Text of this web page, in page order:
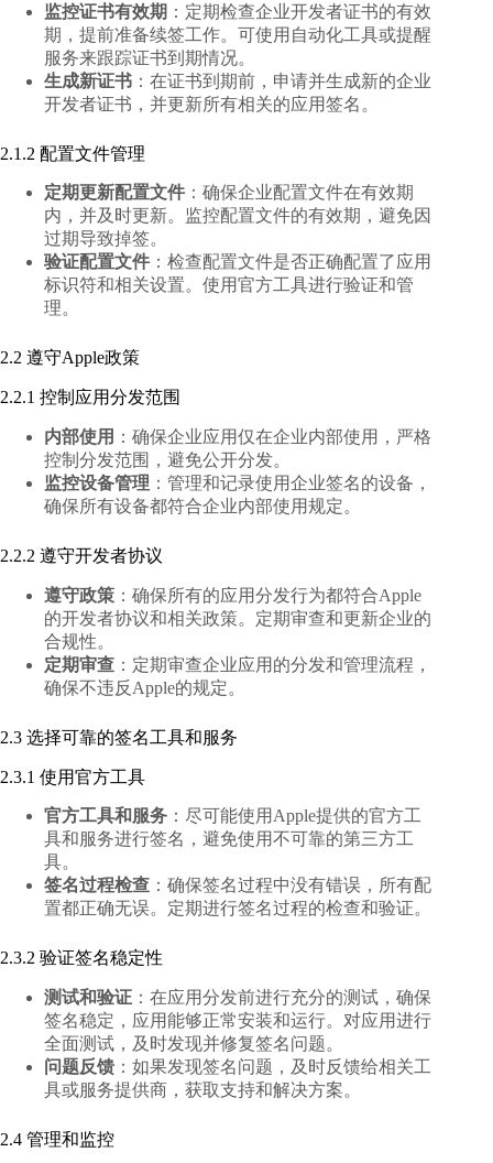
监控证书有效期 ：定期检查企业开发者证书的有效
期，提前准备续签工作。可使用自动化工具或提醒
服务来跟踪证书到期情况。
生成新证书 ：在证书到期前，申请并生成新的企业
开发者证书，并更新所有相关的应用签名。
2.1.2 配置文件管理
定期更新配置文件 ：确保企业配置文件在有效期
内，并及时更新。监控配置文件的有效期，避免因
过期导致掉签。
验证配置文件 ：检查配置文件是否正确配置了应用
标识符和相关设置。使用官方工具进行验证和管
理。
2.2 遵守Apple政策
2.2.1 控制应用分发范围
内部使用 ：确保企业应用仅在企业内部使用，严格
控制分发范围，避免公开分发。
监控设备管理 ：管理和记录使用企业签名的设备，
确保所有设备都符合企业内部使用规定。
2.2.2 遵守开发者协议
遵守政策 ：确保所有的应用分发行为都符合Apple
的开发者协议和相关政策。定期审查和更新企业的
合规性。
定期审查 ：定期审查企业应用的分发和管理流程，
确保不违反Apple的规定。
2.3 选择可靠的签名工具和服务
2.3.1 使用官方工具
官方工具和服务 ：尽可能使用Apple提供的官方工
具和服务进行签名，避免使用不可靠的第三方工
具。
签名过程检查 ：确保签名过程中没有错误，所有配
置都正确无误。定期进行签名过程的检查和验证。
2.3.2 验证签名稳定性
测试和验证 ：在应用分发前进行充分的测试，确保
签名稳定，应用能够正常安装和运行。对应用进行
全面测试，及时发现并修复签名问题。
问题反馈 ：如果发现签名问题，及时反馈给相关工
具或服务提供商，获取支持和解决方案。
2.4 管理和监控